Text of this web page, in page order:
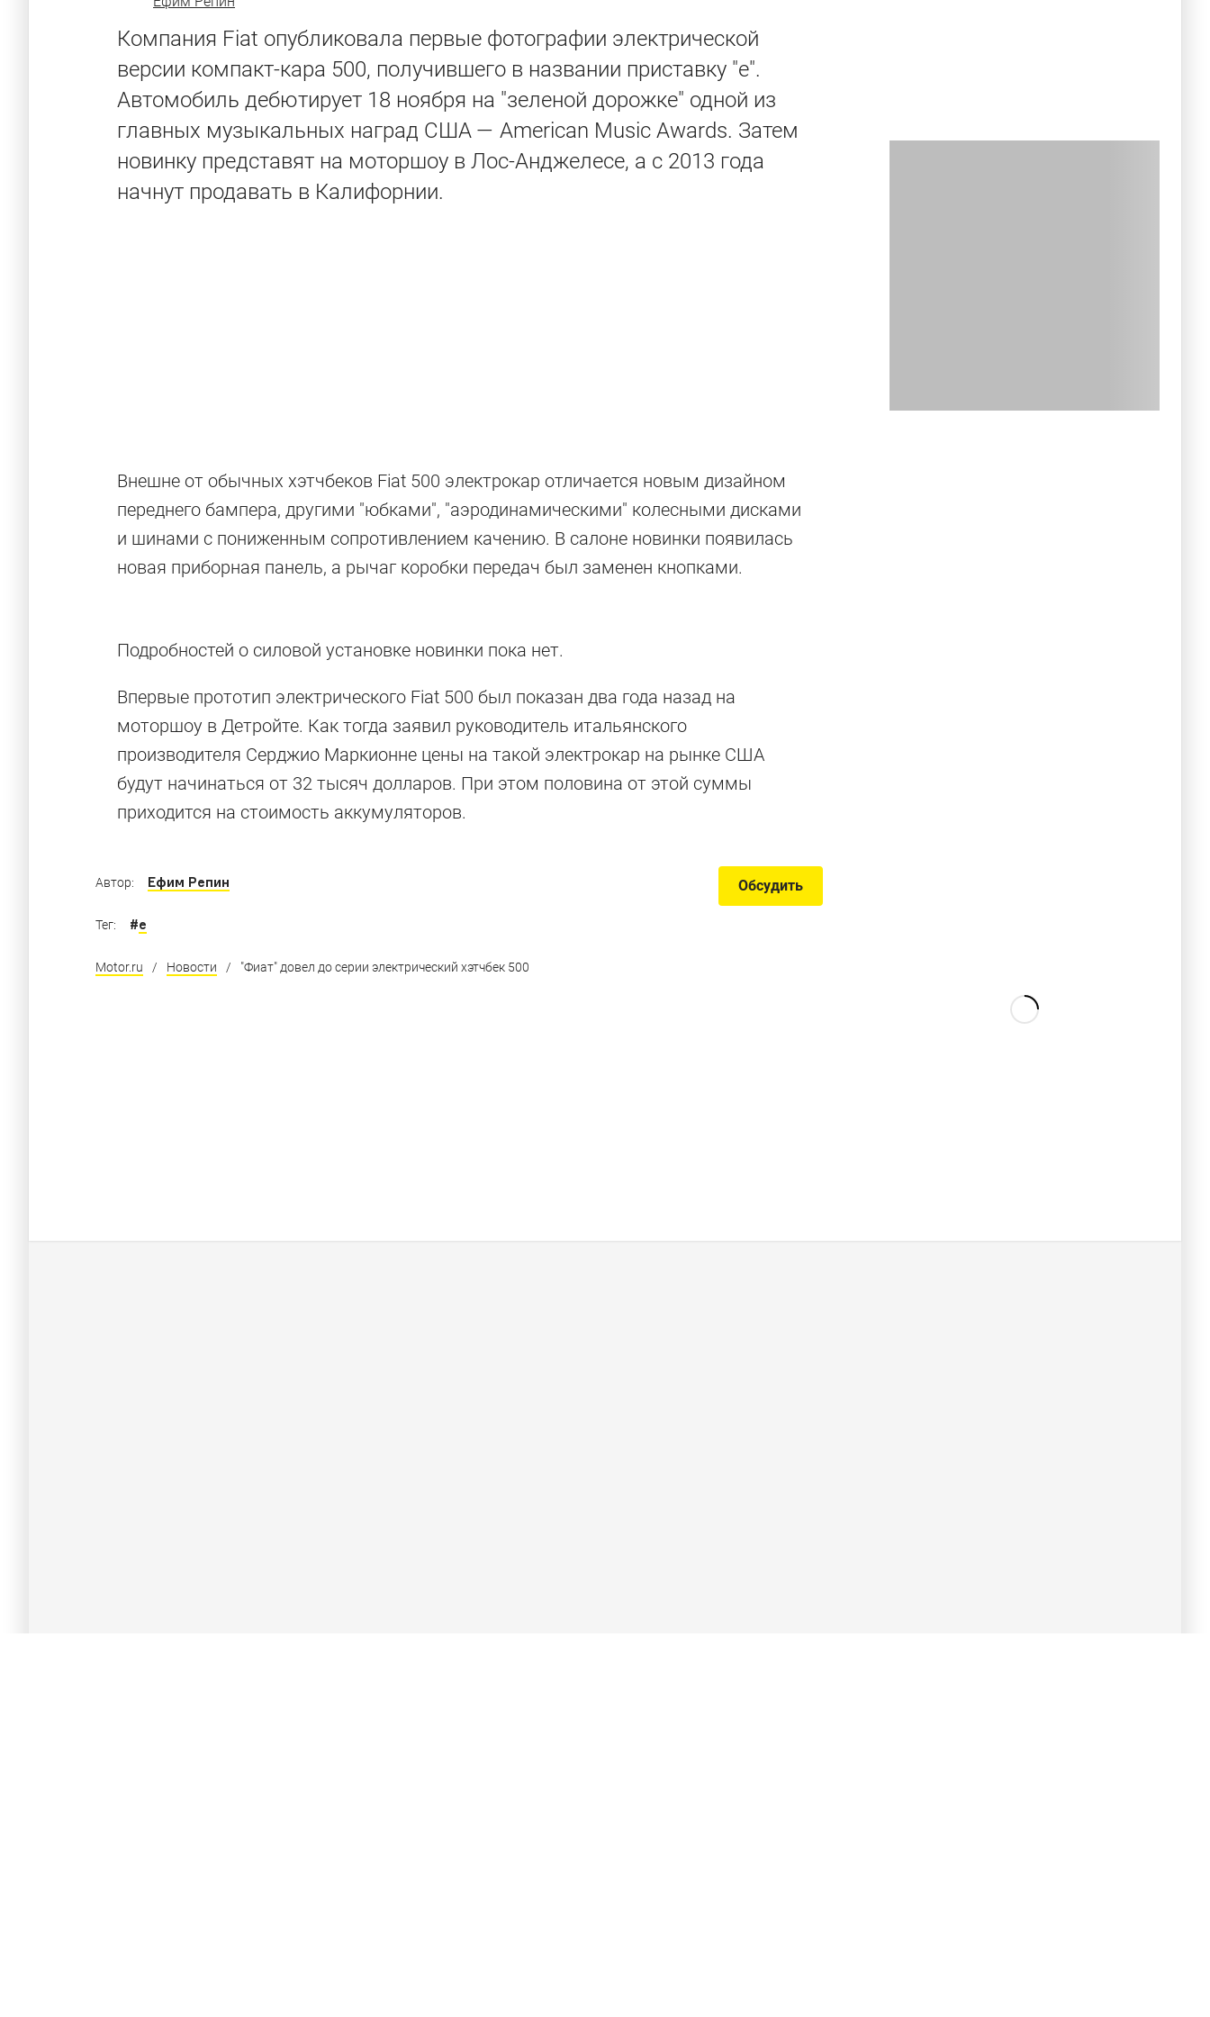
Компания Fiat опубликовала первые фотографии электрической
версии компакт-кара 500, получившего в названии приставку "e".
Автомобиль дебютирует 18 ноября на "зеленой дорожке" одной из
главных музыкальных наград США — American Music Awards. Затем
новинку представят на моторшоу в Лос-Анджелесе, а с 2013 года
начнут продавать в Калифорнии.
Внешне от обычных хэтчбеков Fiat 500 электрокар отличается новым дизайном
переднего бампера, другими "юбками", "аэродинамическими" колесными дисками
и шинами с пониженным сопротивлением качению. В салоне новинки появилась
новая приборная панель, а рычаг коробки передач был заменен кнопками.
Подробностей о силовой установке новинки пока нет.
Впервые прототип электрического Fiat 500 был показан два года назад на
моторшоу в Детройте. Как тогда заявил руководитель итальянского
производителя Серджио Маркионне цены на такой электрокар на рынке США
будут начинаться от 32 тысяч долларов. При этом половина от этой суммы
приходится на стоимость аккумуляторов.
Обсудить
Автор: Ефим Репин
Тег: #e
Motor.ru / Новости / "Фиат" довел до серии электрический хэтчбек 500